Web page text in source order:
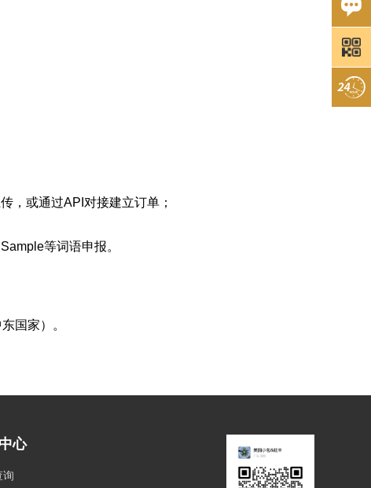
，或通过API对接建立订单；
等词语申报。
国家）。
心
询